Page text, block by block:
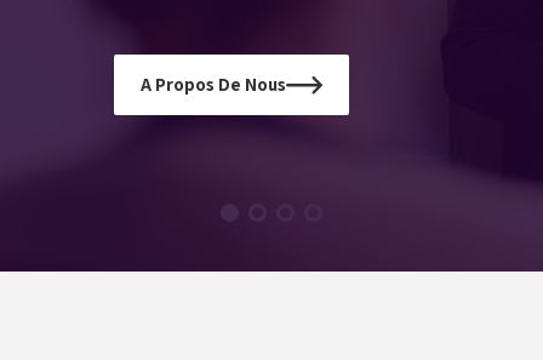
A Propos De Nous